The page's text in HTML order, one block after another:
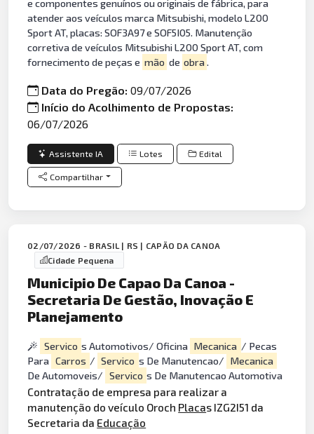
e componentes genuínos ou originais de fábrica, para
atender aos veículos marca Mitsubishi, modelo L200
Sport AT, placas: SOF3A97 e SOF5I05. Manutenção
corretiva de veículos Mitsubishi L200 Sport AT, com
fornecimento de peças e mão de obra.
Data do Pregão:09/07/2026
Início do Acolhimento de Propostas:
06/07/2026
Assistente IA Lotes Edital
Compartilhar
02/07/2026 - BRASIL | RS | CAPÃO DA CANOA
Cidade Pequena
Municipio De Capao Da Canoa -
Secretaria De Gestão, Inovação E
Planejamento
Servico s Automotivos/ Oficina Mecanica / Pecas
Para Carros / Servico s De Manutencao/ Mecanica
De Automoveis/ Servico s De Manutencao Automotiva
Contratação de empresa para realizar a
manutenção do veículo Oroch Placas IZG2I51 da
Secretaria da Educação